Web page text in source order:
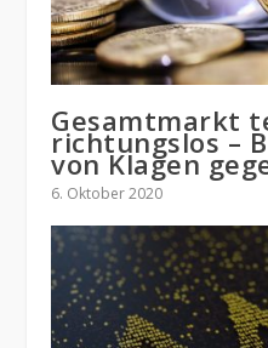
Gesamtmarkt
richtungslos –
von Klagen
6. Oktober 2020